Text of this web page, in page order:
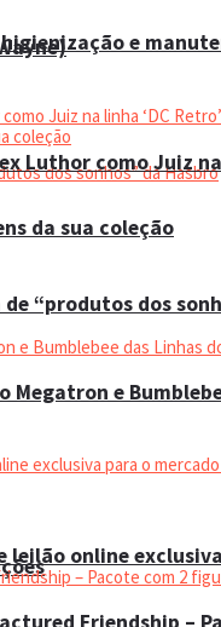
“produtos dos
e
da sua coleção
online
Luthor como Juiz
e